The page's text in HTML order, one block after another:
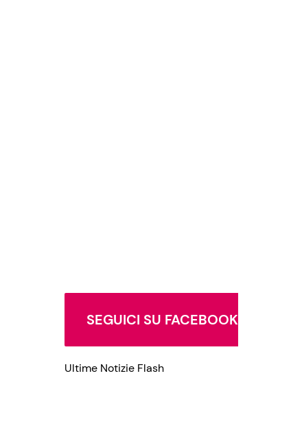
SEGUICI SU FACEBOOK
Ultime Notizie Flash